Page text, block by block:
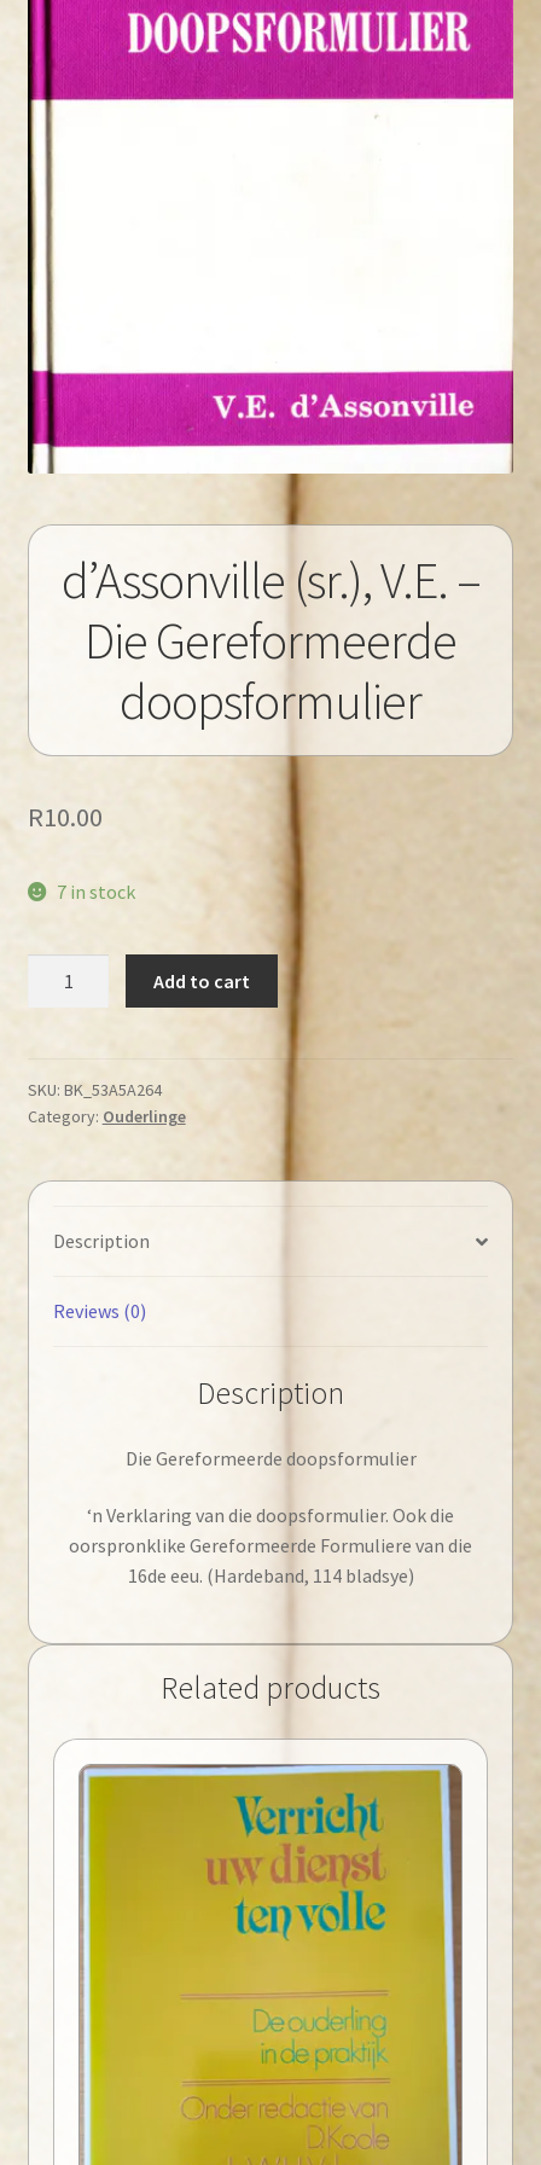
d’Assonville (sr.), V.E. –
Die Gereformeerde
doopsformulier
R10.00
7 in stock
Die
Gereformeerde
quantity
Add to cart
SKU: BK_53A5A264
Category: Ouderlinge
Description
Reviews (0)
Description
Die Gereformeerde doopsformulier
‘n Verklaring van die doopsformulier. Ook die
oorspronklike Gereformeerde Formuliere van die
16de eeu. (Hardeband, 114 bladsye)
Related products